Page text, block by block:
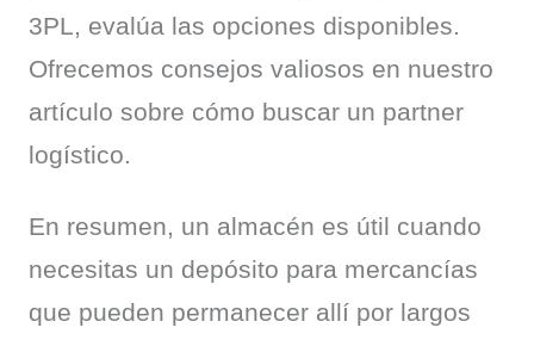
3PL, evalúa las opciones disponibles.
Ofrecemos consejos valiosos en nuestro
artículo sobre cómo buscar un partner
logístico.
En resumen, un almacén es útil cuando
necesitas un depósito para mercancías
que pueden permanecer allí por largos